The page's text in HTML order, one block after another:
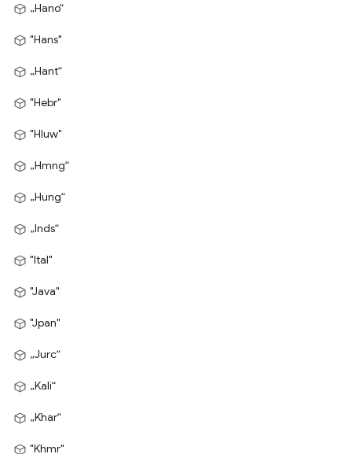
„Hano“
"Hans"
„Hant“
"Hebr"
"Hluw"
„Hmng“
„Hung“
„Inds“
"Ital"
"Java"
"Jpan"
„Jurc“
„Kali“
„Khar“
"Khmr"